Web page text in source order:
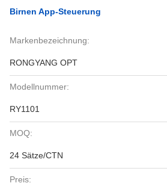
Birnen App-Steuerung
Markenbezeichnung:
RONGYANG OPT
Modellnummer:
RY1101
MOQ:
24 Sätze/CTN
Preis: